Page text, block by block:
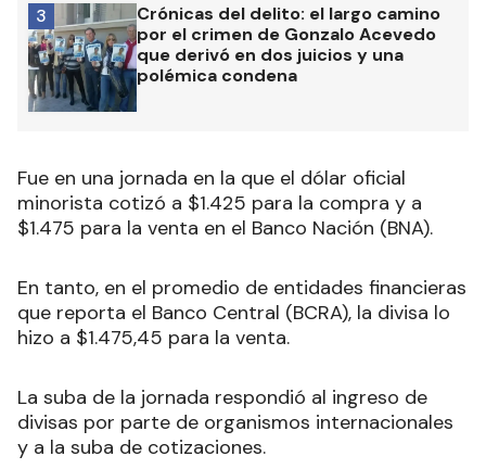
Crónicas del delito: el largo camino
por el crimen de Gonzalo Acevedo
que derivó en dos juicios y una
polémica condena
3
Fue en una jornada en la que el dólar oficial
minorista cotizó a $1.425 para la compra y a
$1.475 para la venta en el Banco Nación (BNA).
En tanto, en el promedio de entidades financieras
que reporta el Banco Central (BCRA), la divisa lo
hizo a $1.475,45 para la venta.
La suba de la jornada respondió al ingreso de
divisas por parte de organismos internacionales
y a la suba de cotizaciones.